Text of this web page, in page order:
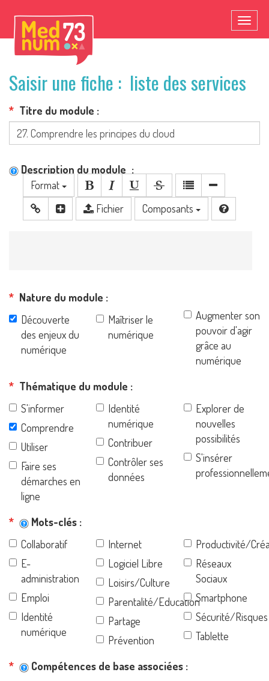
Saisir une fiche : liste des services
Titre du module
Description du module
Format
Fichier
Composants
Nature du module
Découverte
des enjeux du
numérique
Maîtriser le
numérique
Augmenter son
pouvoir d'agir
grâce au
numérique
Thématique du module
S'informer
Comprendre
Utiliser
Faire ses
démarches en
ligne
Identité
numérique
Contribuer
Contrôler ses
données
Explorer de
nouvelles
possibilités
S'insérer
Mots-clés
Collaboratif
E-
administration
Emploi
Identité
numérique
Internet
Logiciel Libre
Loisirs/Culture
Parentalité/Education
Partage
Prévention
Productivité/
Réseaux
Sociaux
Smartphone
Sécurité/Risques
Tablette
Compétences de base associées